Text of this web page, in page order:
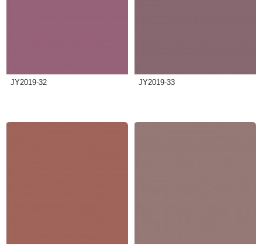
JY2019-32 JY2019-33